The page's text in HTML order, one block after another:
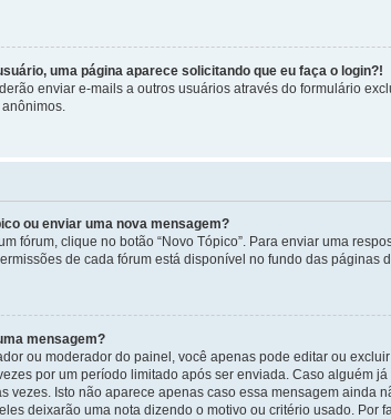
uma página aparece solicitando que eu faça o login?!
enviar e-mails a outros usuários através do formulário
ou enviar uma nova mensagem?
fórum, clique no botão “Novo Tópico”. Para enviar uma
de cada fórum está disponível no fundo das páginas
mensagem?
ou moderador do painel, você apenas pode editar ou
por um período limitado após ser enviada. Caso alguém
vezes. Isto não aparece apenas caso essa mensagem
deixarão uma nota dizendo o motivo ou critério usado.